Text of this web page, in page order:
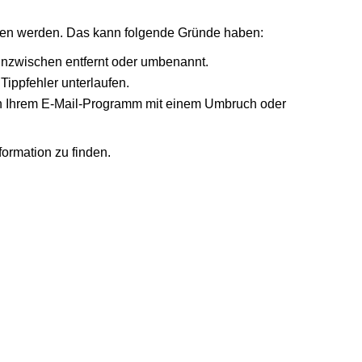
werden. Das kann folgende Gründe haben:
entfernt oder umbenannt.
unterlaufen.
E-Mail-Programm mit einem Umbruch oder
zu finden.